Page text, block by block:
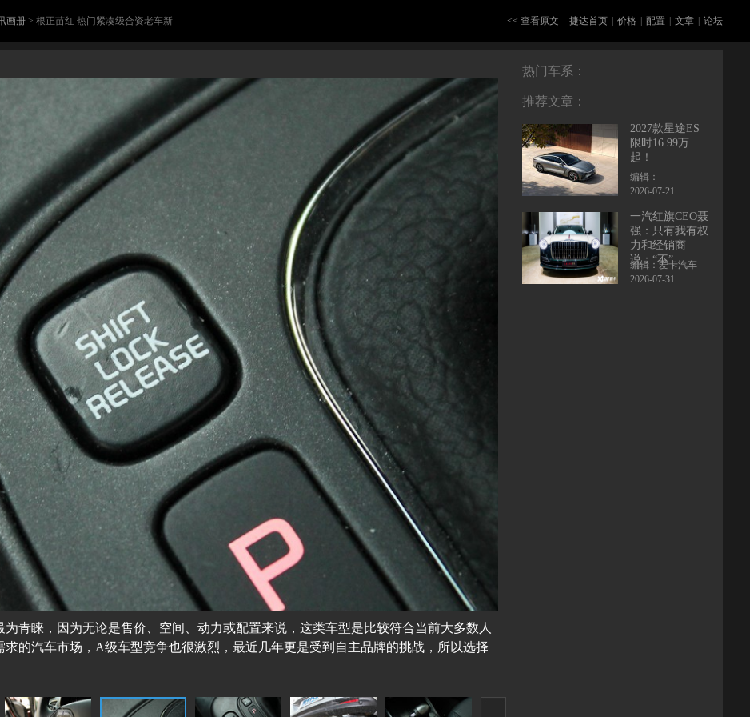
画册 > 根正苗红 热门紧凑级合资老车新 << 查看原文 捷达首页 价格 配置 文章 论坛
青睐，因为无论是售价、空间、动力或配置来说，这类车型是比较符合当前大多数人
的汽车市场，A级车型竞争也很激烈，最近几年更是受到自主品牌的挑战，所以选择
热门车系：
推荐文章：
2027款星途ES
限时16.99万
起！
编辑：
2026-07-21
一汽红旗CEO聂
强：只有我有权
力和经销商
说：“不”
编辑：爱卡汽车
2026-07-31